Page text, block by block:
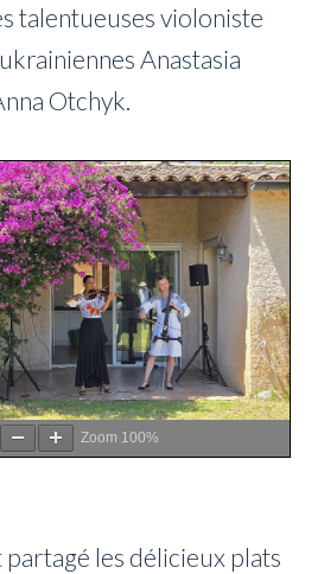
talentueuses violoniste
Anastasia
Otchyk.
Zoom 100%
partagé les délicieux plats